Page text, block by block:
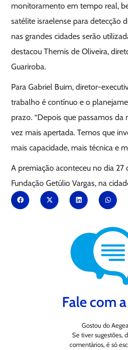
monitoramento em tempo real,
satélite israelense para detecção
nas grandes cidades serão
destacou Themis de Oliveira,
Guariroba.
Para Gabriel Buim, diretor-
trabalho é contínuo e o
prazo. “Depois que passamos da
vez mais apertada. Temos que
mais capacidade, mais técnica e
A premiação aconteceu no dia 27
Fundação Getúlio Vargas, na
Fale com
Gostou do
Se tiver sugestões,
comentários, é só